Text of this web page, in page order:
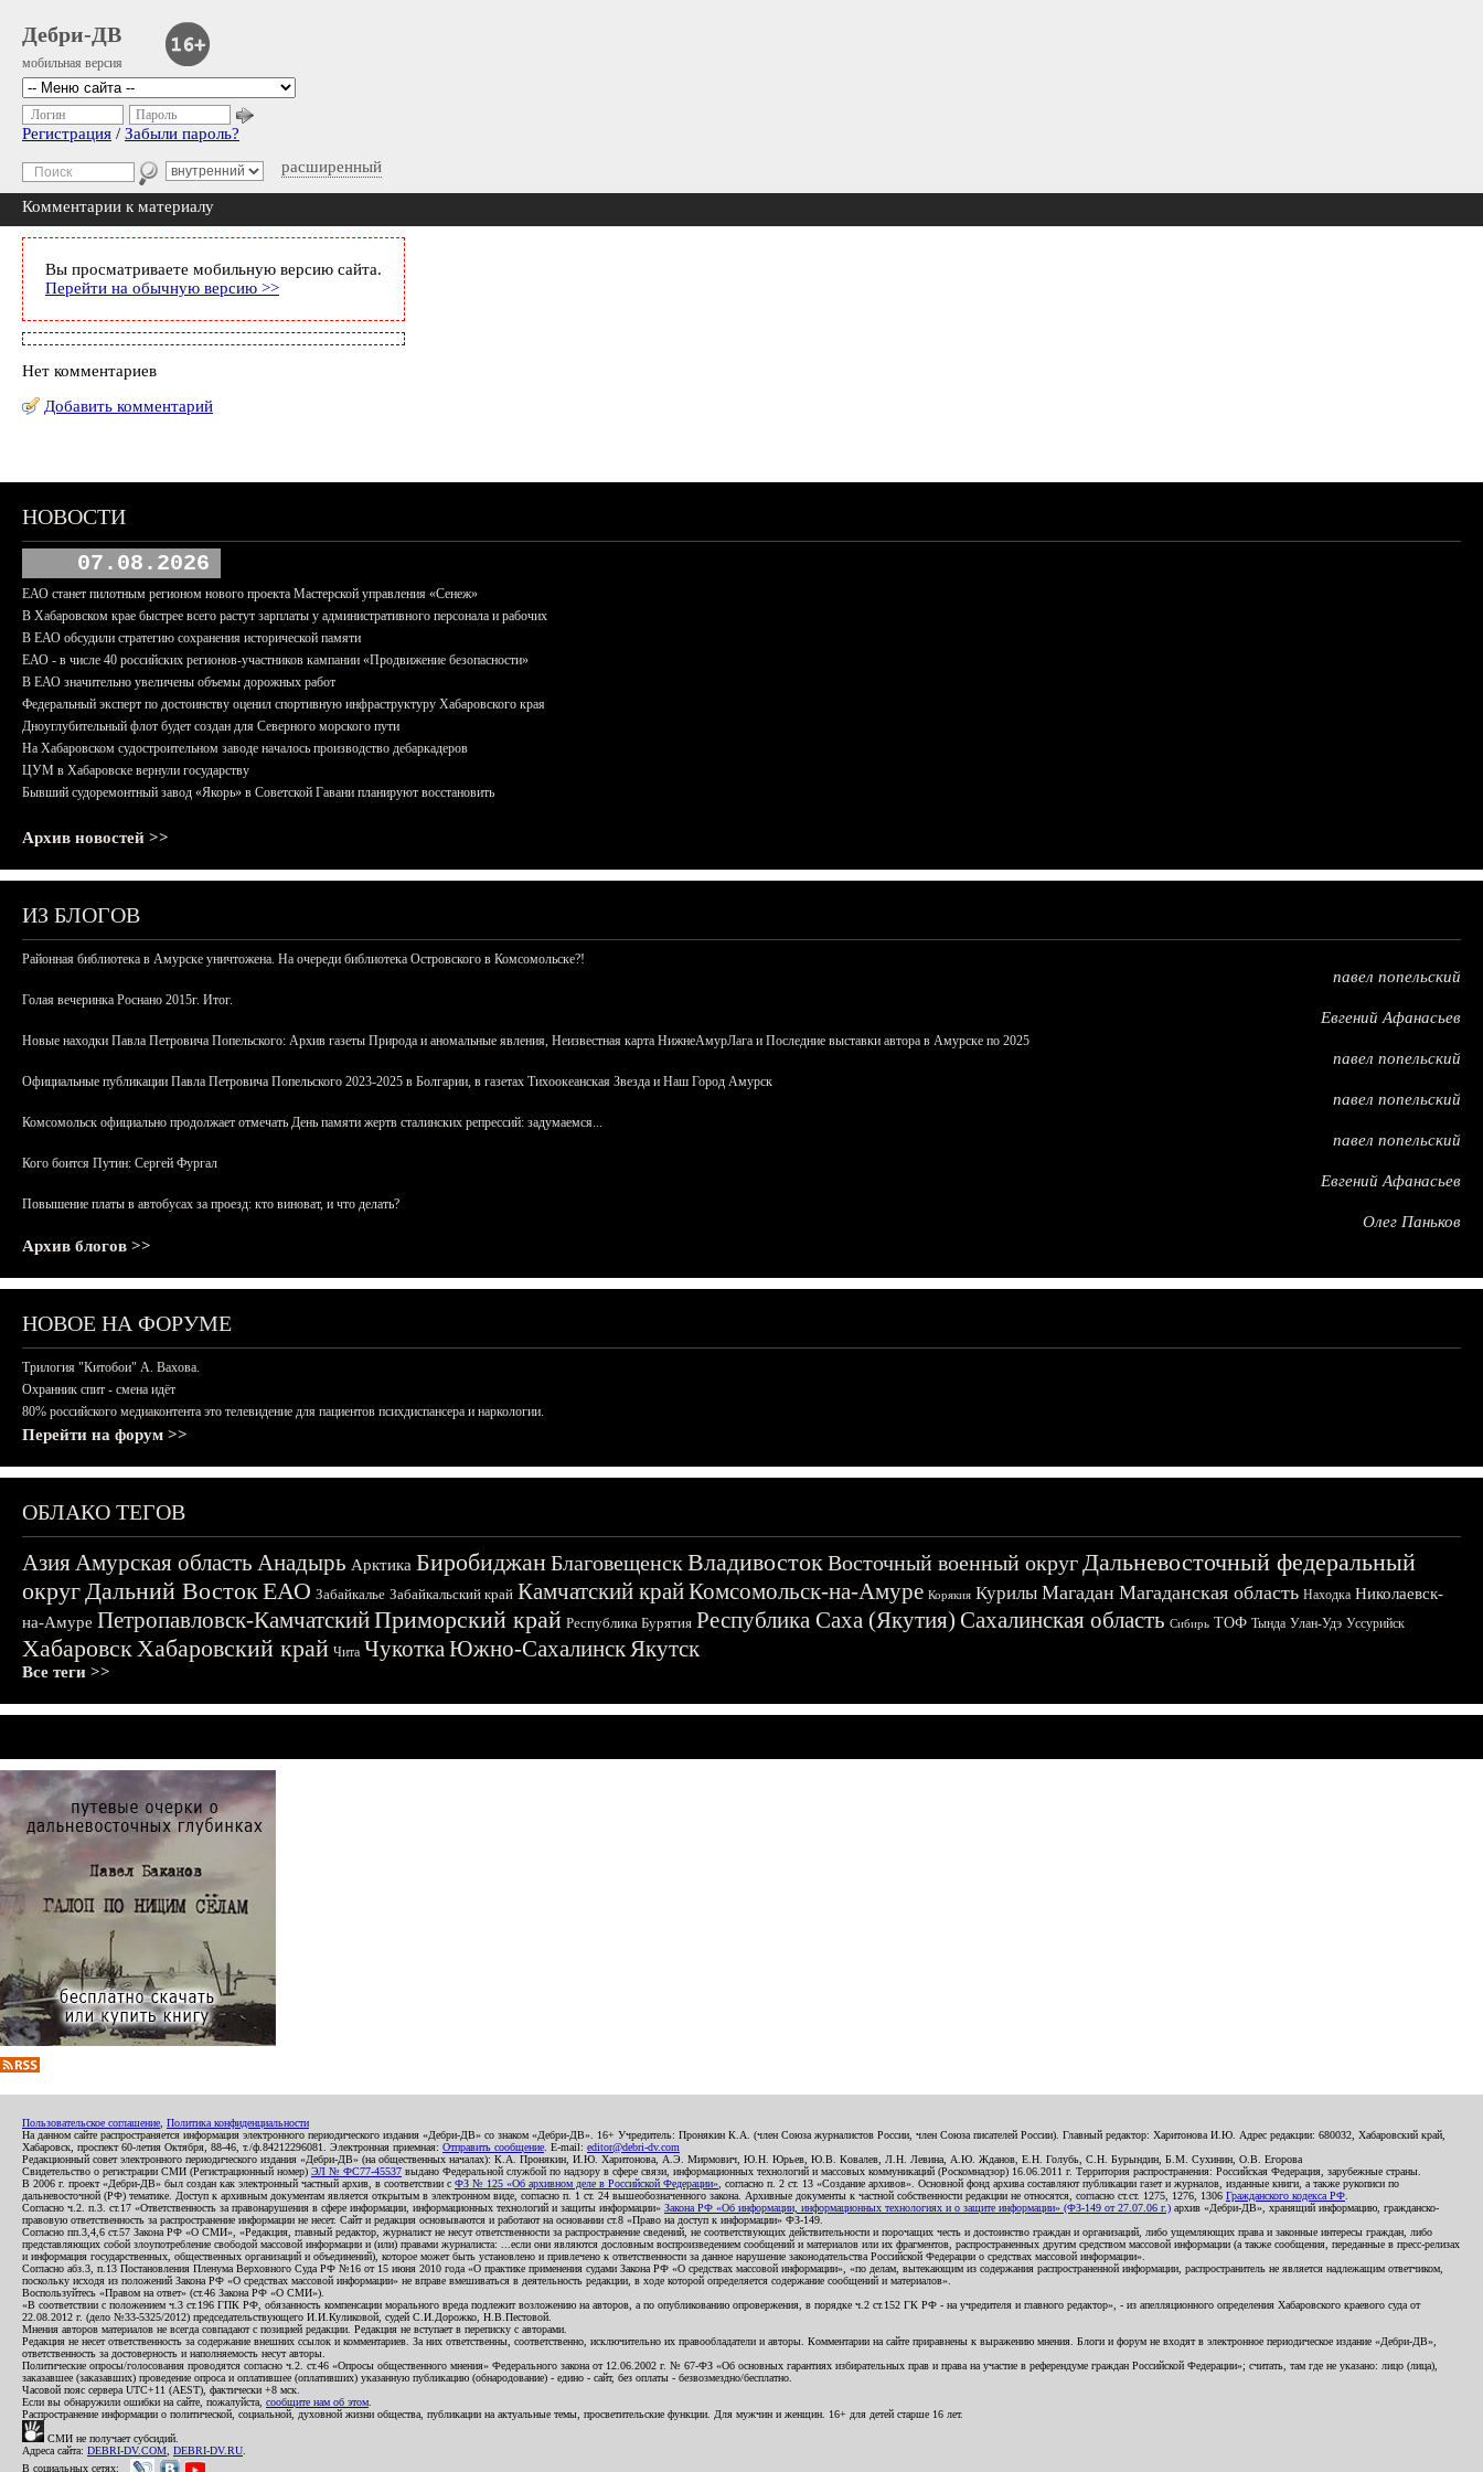
Дебри-ДВ
мобильная версия
расширенный
Логин Пароль
Регистрация / Забыли пароль?
Комментарии к материалу
Вы просматриваете мобильную версию сайта.
Перейти на обычную версию >>
Нет комментариев
Добавить комментарий
НОВОСТИ
07.08.2026
ЕАО станет пилотным регионом нового проекта Мастерской управления «Сенеж»
В Хабаровском крае быстрее всего растут зарплаты у административного персонала и рабочих
В ЕАО обсудили стратегию сохранения исторической памяти
ЕАО - в числе 40 российских регионов-участников кампании «Продвижение безопасности»
В ЕАО значительно увеличены объемы дорожных работ
Федеральный эксперт по достоинству оценил спортивную инфраструктуру Хабаровского края
Дноуглубительный флот будет создан для Северного морского пути
На Хабаровском судостроительном заводе началось производство дебаркадеров
ЦУМ в Хабаровске вернули государству
Бывший судоремонтный завод «Якорь» в Советской Гавани планируют восстановить
Архив новостей >>
ИЗ БЛОГОВ
Районная библиотека в Амурске уничтожена. На очереди библиотека Островского в Комсомольске?!
павел попельский
Голая вечеринка Роснано 2015г. Итог.
Евгений Афанасьев
Новые находки Павла Петровича Попельского: Архив газеты Природа и аномальные явления, Неизвестная карта НижнеАмурЛага и Последние выставки автора в Амурске по 2025
павел попельский
Официальные публикации Павла Петровича Попельского 2023-2025 в Болгарии, в газетах Тихоокеанская Звезда и Наш Город Амурск
павел попельский
Комсомольск официально продолжает отмечать День памяти жертв сталинских репрессий: задумаемся...
павел попельский
Кого боится Путин: Сергей Фургал
Евгений Афанасьев
Повышение платы в автобусах за проезд: кто виноват, и что делать?
Олег Паньков
Архив блогов >>
НОВОЕ НА ФОРУМЕ
Трилогия "Китобои" А. Вахова.
Охранник спит - смена идёт
80% российского медиаконтента это телевидение для пациентов психдиспансера и наркологии.
Перейти на форум >>
ОБЛАКО ТЕГОВ
АзияАмурская область Анадырь Арктика БиробиджанБлаговещенскВладивостокВосточный военный округДальневосточный федеральный
округДальний ВостокЕАО Забайкалье Забайкальский край Камчатский крайКомсомольск-на-Амуре Корякия Курилы Магадан Магаданская область Находка Николаевск-
на-Амуре Петропавловск-КамчатскийПриморский край Республика Бурятия Республика Саха (Якутия) Сахалинская область Сибирь ТОФ Тында Улан-Удэ Уссурийск
ХабаровскХабаровский край Чита ЧукоткаЮжно-СахалинскЯкутск
Все теги >>
Пользовательское соглашение Политика конфиденциальности
На данном сайте распространяется информация электронного периодического издания «Дебри-ДВ» со знаком «Дебри-ДВ». 16+ Учредитель: Пронякин К.А. (член Союза журналистов России, член Союза писателей России). Главный редактор: Харитонова И.Ю. Адрес редакции: 680032, Хабаровский край,
Хабаровск, проспект 60-летия Октября, 88-46, т./ф.84212296081. Электронная приемная: Отправить сообщение . E-mail: editor@debri-dv.com
Редакционный совет электронного периодического издания «Дебри-ДВ» (на общественных началах): К.А. Пронякин, И.Ю. Харитонова, А.Э. Мирмович, Ю.Н. Юрьев, Ю.В. Ковалев, Л.Н. Левина, А.Ю. Жданов, Е.Н. Голубь, С.Н. Бурындин, Б.М. Сухинин, О.В. Егорова
Свидетельство о регистрации СМИ (Регистрационный номер) ЭЛ № ФС77-45537 выдано Федеральной службой по надзору в сфере связи, информационных технологий и массовых коммуникаций (Роскомнадзор) 16.06.2011 г. Территория распространения: Российская Федерация, зарубежные страны.
В 2006 г. проект «Дебри-ДВ» был создан как электронный частный архив, в соответствии с ФЗ № 125 «Об архивном деле в Российской Федерации» , согласно п. 2 ст. 13 «Создание архивов». Основной фонд архива составляют публикации газет и журналов, изданные книги, а также рукописи по
дальневосточной (РФ) тематике. Доступ к архивным документам является открытым в электронном виде, согласно п. 1 ст. 24 вышеобозначенного закона. Архивные документы к частной собственности редакции не относятся, согласно ст.ст. 1275, 1276, 1306 Гражданского кодекса РФ
Согласно ч.2. п.3. ст.17 «Ответственность за правонарушения в сфере информации, информационных технологий и защиты информации» Закона РФ «Об информации, информационных технологиях и о защите информации» (ФЗ-149 от 27.07.06 г.) архив «Дебри-ДВ», хранящий информацию, гражданско-
правовую ответственность за распространение информации не несет. Сайт и редакция основываются и работают на основании ст.8 «Право на доступ к информации» ФЗ-149.
Согласно пп.3,4,6 ст.57 Закона РФ «О СМИ», «Редакция, главный редактор, журналист не несут ответственности за распространение сведений, не соответствующих действительности и порочащих честь и достоинство граждан и организаций, либо ущемляющих права и законные интересы граждан, либо
представляющих собой злоупотребление свободой массовой информации и (или) правами журналиста: ...если они являются дословным воспроизведением сообщений и материалов или их фрагментов, распространенных другим средством массовой информации (а также сообщения, переданные в пресс-релизах
и информация государственных, общественных организаций и объединений), которое может быть установлено и привлечено к ответственности за данное нарушение законодательства Российской Федерации о средствах массовой информации».
Согласно абз.3, п.13 Постановления Пленума Верховного Суда РФ №16 от 15 июня 2010 года «О практике применения судами Закона РФ «О средствах массовой информации», «по делам, вытекающим из содержания распространенной информации, распространитель не является надлежащим ответчиком,
поскольку исходя из положений Закона РФ «О средствах массовой информации» не вправе вмешиваться в деятельность редакции, в ходе которой определяется содержание сообщений и материалов».
Воспользуйтесь «Правом на ответ» (ст.46 Закона РФ «О СМИ»).
«В соответствии с положением ч.3 ст.196 ГПК РФ, обязанность компенсации морального вреда подлежит возложению на авторов, а по опубликованию опровержения, в порядке ч.2 ст.152 ГК РФ - на учредителя и главного редактор», - из апелляционного определения Хабаровского краевого суда от
22.08.2012 г. (дело №33-5325/2012) председательствующего И.И.Куликовой, судей С.И.Дорожко, Н.В.Пестовой.
Мнения авторов материалов не всегда совпадают с позицией редакции. Редакция не вступает в переписку с авторами.
Редакция не несет ответственность за содержание внешних ссылок и комментариев. За них ответственны, соответственно, исключительно их правообладатели и авторы. Комментарии на сайте приравнены к выражению мнения. Блоги и форум не входят в электронное периодическое издание «Дебри-ДВ»,
ответственность за достоверность и наполняемость несут авторы.
Политические опросы/голосования проводятся согласно ч.2. ст.46 «Опросы общественного мнения» Федерального закона от 12.06.2002 г. № 67-ФЗ «Об основных гарантиях избирательных прав и права на участие в референдуме граждан Российской Федерации»; считать, там где не указано: лицо (лица),
заказавшее (заказавших) проведение опроса и оплатившее (оплативших) указанную публикацию (обнародование) - едино - сайт, без оплаты - безвозмездно/бесплатно.
Часовой пояс сервера UTC+11 (AEST), фактически +8 мск.
Если вы обнаружили ошибки на сайте, пожалуйста, сообщите нам об этом
Распространение информации о политической, социальной, духовной жизни общества, публикации на актуальные темы, просветительские функции. Для мужчин и женщин. 16+ для детей старше 16 лет.
СМИ не получает субсидий.
Адреса сайта: DEBRI-DV.COM DEBRI-DV.RU
В социальных сетях: